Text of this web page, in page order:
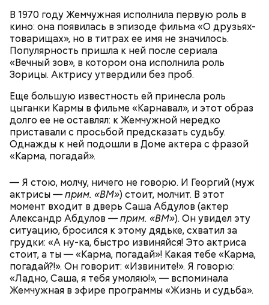
В 1970 году Жемчужная исполнила первую роль в
кино: она появилась в эпизоде фильма «О друзьях-
товарищах», но в титрах ее имя не значилось.
Популярность пришла к ней после сериала
«Вечный зов», в котором она исполнила роль
Зорицы. Актрису утвердили без проб.
Еще большую известность ей принесла роль
цыганки Кармы в фильме «Карнавал», и этот образ
долго ее не оставлял: к Жемчужной нередко
приставали с просьбой предсказать судьбу.
Однажды к ней подошли в Доме актера с фразой
«Карма, погадай».
— Я стою, молчу, ничего не говорю. И Георгий (муж
актрисы— прим. «ВМ») стоит, молчит. В этот
момент входит в дверь Саша Абдулов (актер
Александр Абдулов — прим. «ВМ»). Он увидел эту
ситуацию, бросился к этому дядьке, схватил за
грудки: «А ну-ка, быстро извиняйся! Это актриса
стоит, а ты — «Карма, погадай»! Какая тебе «Карма,
погадай?!». Он говорит: «Извините!». Я говорю:
«Ладно, Саша, я тебя умоляю!», — вспоминала
Жемчужная в эфире программы «Жизнь и судьба».